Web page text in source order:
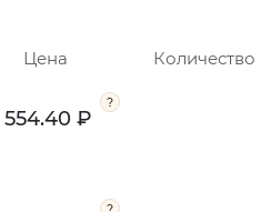
Цена Количество
554.40 ₽